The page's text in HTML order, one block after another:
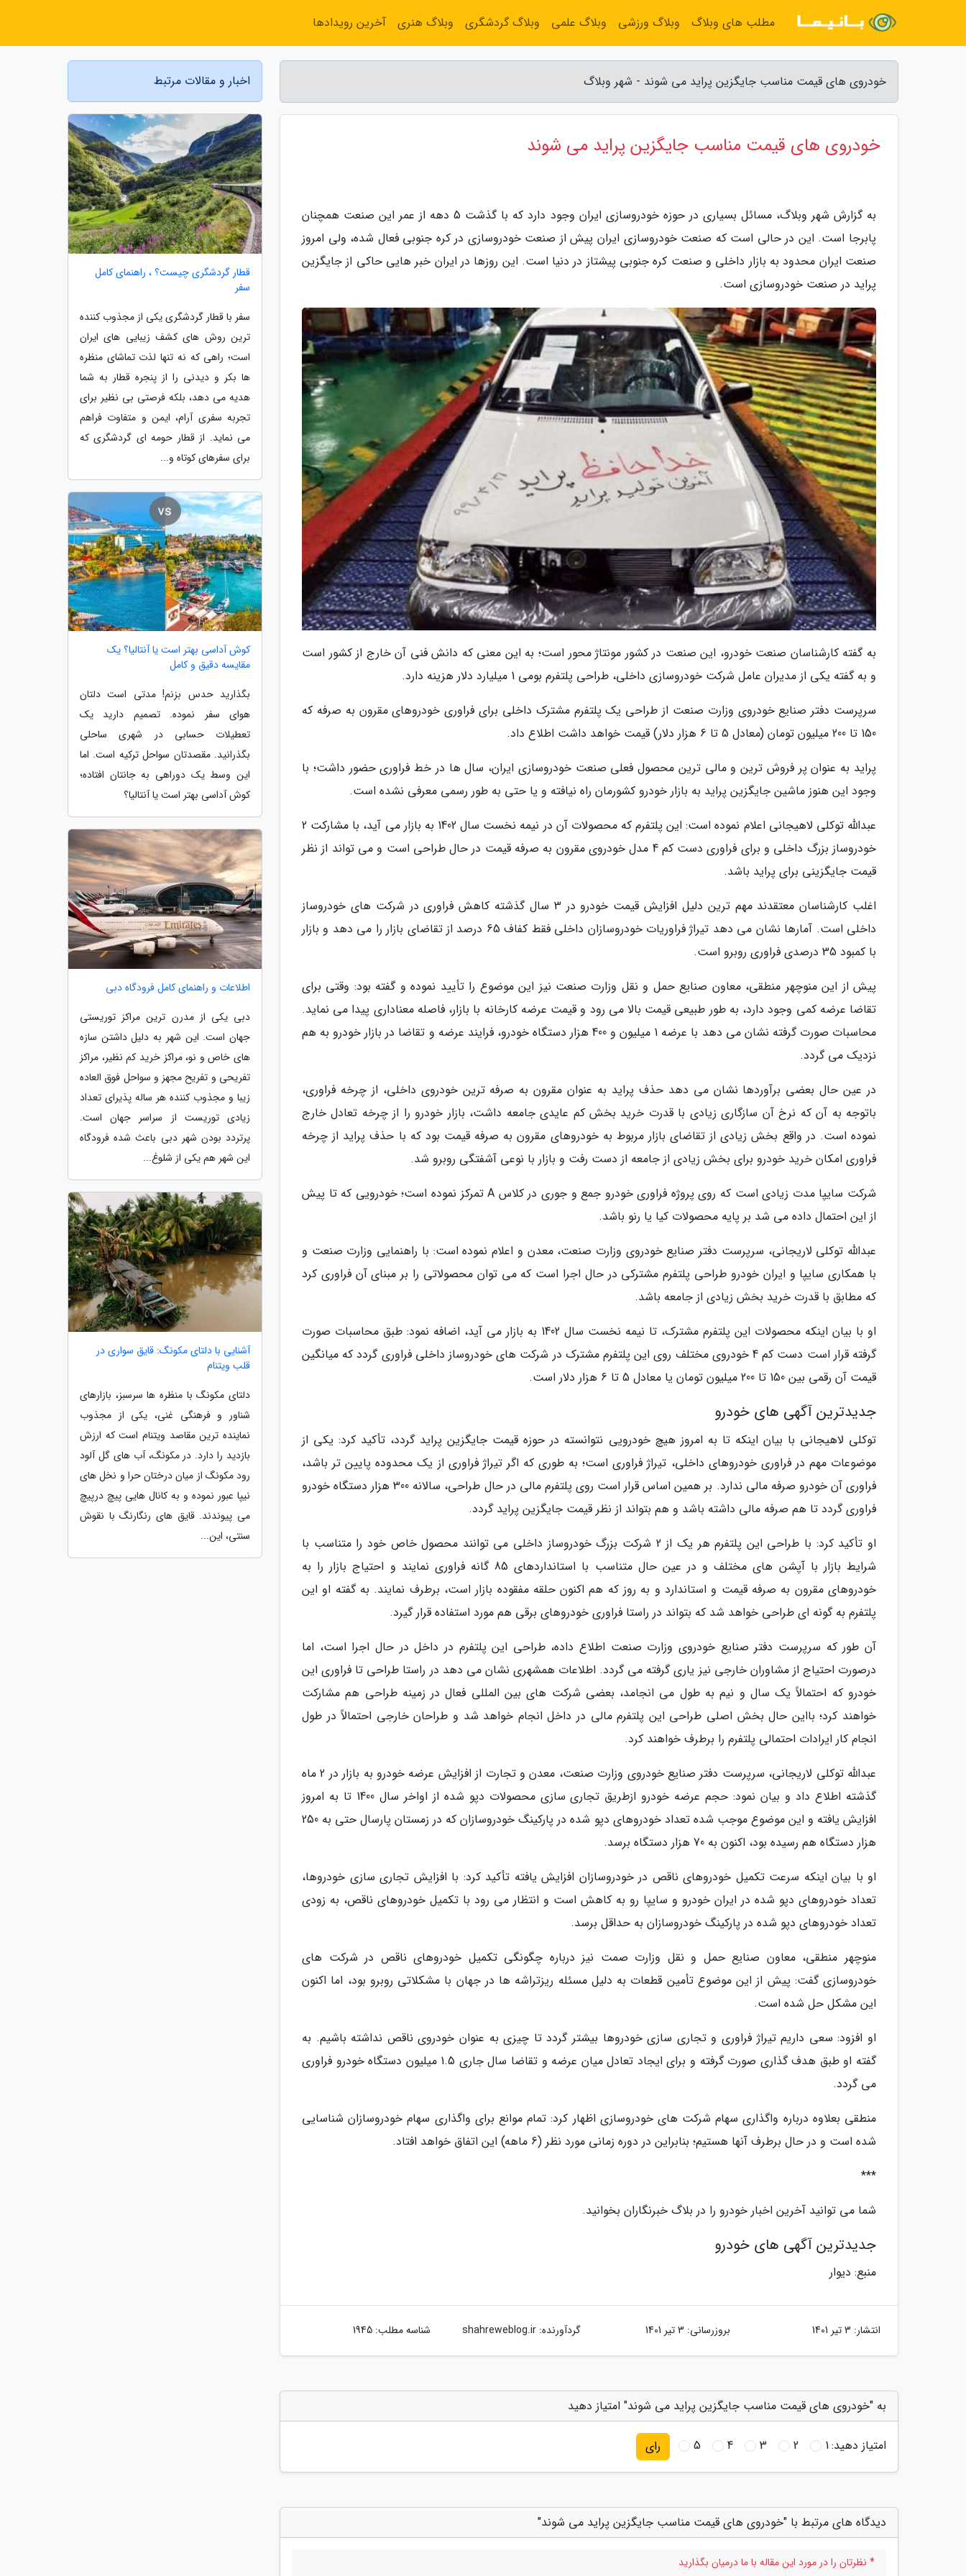
خودروی های قیمت مناسب جایگزین پراید می شوند - شهر وبلاگ
خودروی های قیمت مناسب جایگزین پراید می شوند
به گزارش شهر وبلاگ، مسائل بسیاری در حوزه خودروسازی ایران وجود دارد که با گذشت 5 دهه از عمر این صنعت همچنان
پابرجا است. این در حالی است که صنعت خودروسازی ایران پیش از صنعت خودروسازی در کره جنوبی فعال شده، ولی امروز
صنعت ایران محدود به بازار داخلی و صنعت کره جنوبی پیشتاز در دنیا است. این روزها در ایران خبر هایی حاکی از جایگزین
پراید در صنعت خودروسازی است.
به گفته کارشناسان صنعت خودرو، این صنعت در کشور مونتاژ محور است؛ به این معنی که دانش فنی آن خارج از کشور است
و به گفته یکی از مدیران عامل شرکت خودروسازی داخلی، طراحی پلتفرم بومی 1 میلیارد دلار هزینه دارد.
سرپرست دفتر صنایع خودروی وزارت صنعت از طراحی یک پلتفرم مشترک داخلی برای فراوری خودروهای مقرون به صرفه که
150 تا 200 میلیون تومان (معادل 5 تا 6 هزار دلار) قیمت خواهد داشت اطلاع داد.
پراید به عنوان پر فروش ترین و مالی ترین محصول فعلی صنعت خودروسازی ایران، سال ها در خط فراوری حضور داشت؛ با
وجود این هنوز ماشین جایگزین پراید به بازار خودرو کشورمان راه نیافته و یا حتی به طور رسمی معرفی نشده است.
عبدالله توکلی لاهیجانی اعلام نموده است: این پلتفرم که محصولات آن در نیمه نخست سال 1402 به بازار می آید، با مشارکت 2
خودروساز بزرگ داخلی و برای فراوری دست کم 4 مدل خودروی مقرون به صرفه قیمت در حال طراحی است و می تواند از نظر
قیمت جایگزینی برای پراید باشد.
اغلب کارشناسان معتقدند مهم ترین دلیل افزایش قیمت خودرو در 3 سال گذشته کاهش فراوری در شرکت های خودروساز
داخلی است. آمارها نشان می دهد تیراژ فراوریات خودروسازان داخلی فقط کفاف 65 درصد از تقاضای بازار را می دهد و بازار
با کمبود 35 درصدی فراوری روبرو است.
پیش از این منوچهر منطقی، معاون صنایع حمل و نقل وزارت صنعت نیز این موضوع را تأیید نموده و گفته بود: وقتی برای
تقاضا عرضه کمی وجود دارد، به طور طبیعی قیمت بالا می رود و قیمت عرضه کارخانه با بازار، فاصله معناداری پیدا می نماید.
محاسبات صورت گرفته نشان می دهد با عرضه 1 میلیون و 400 هزار دستگاه خودرو، فرایند عرضه و تقاضا در بازار خودرو به هم
نزدیک می گردد.
در عین حال بعضی برآوردها نشان می دهد حذف پراید به عنوان مقرون به صرفه ترین خودروی داخلی، از چرخه فراوری،
باتوجه به آن که نرخ آن سازگاری زیادی با قدرت خرید بخش کم عایدی جامعه داشت، بازار خودرو را از چرخه تعادل خارج
نموده است. در واقع بخش زیادی از تقاضای بازار مربوط به خودروهای مقرون به صرفه قیمت بود که با حذف پراید از چرخه
فراوری امکان خرید خودرو برای بخش زیادی از جامعه از دست رفت و بازار با نوعی آشفتگی روبرو شد.
شرکت سایپا مدت زیادی است که روی پروژه فراوری خودرو جمع و جوری در کلاس A تمرکز نموده است؛ خودرویی که تا پیش
از این احتمال داده می شد بر پایه محصولات کیا یا رنو باشد.
عبدالله توکلی لاریجانی، سرپرست دفتر صنایع خودروی وزارت صنعت، معدن و اعلام نموده است: با راهنمایی وزارت صنعت و
با همکاری سایپا و ایران خودرو طراحی پلتفرم مشترکی در حال اجرا است که می توان محصولاتی را بر مبنای آن فراوری کرد
که مطابق با قدرت خرید بخش زیادی از جامعه باشد.
او با بیان اینکه محصولات این پلتفرم مشترک، تا نیمه نخست سال 1402 به بازار می آید، اضافه نمود: طبق محاسبات صورت
گرفته قرار است دست کم 4 خودروی مختلف روی این پلتفرم مشترک در شرکت های خودروساز داخلی فراوری گردد که میانگین
قیمت آن رقمی بین 150 تا 200 میلیون تومان یا معادل 5 تا 6 هزار دلار است.
جدیدترین آگهی های خودرو
توکلی لاهیجانی با بیان اینکه تا به امروز هیچ خودرویی نتوانسته در حوزه قیمت جایگزین پراید گردد، تأکید کرد: یکی از
موضوعات مهم در فراوری خودروهای داخلی، تیراژ فراوری است؛ به طوری که اگر تیراژ فراوری از یک محدوده پایین تر باشد،
فراوری آن خودرو صرفه مالی ندارد. بر همین اساس قرار است روی پلتفرم مالی در حال طراحی، سالانه 300 هزار دستگاه خودرو
فراوری گردد تا هم صرفه مالی داشته باشد و هم بتواند از نظر قیمت جایگزین پراید گردد.
او تأکید کرد: با طراحی این پلتفرم هر یک از 2 شرکت بزرگ خودروساز داخلی می توانند محصول خاص خود را متناسب با
شرایط بازار با آپشن های مختلف و در عین حال متناسب با استانداردهای 85 گانه فراوری نمایند و احتیاج بازار را به
خودروهای مقرون به صرفه قیمت و استاندارد و به روز که هم اکنون حلقه مفقوده بازار است، برطرف نمایند. به گفته او این
پلتفرم به گونه ای طراحی خواهد شد که بتواند در راستا فراوری خودروهای برقی هم مورد استفاده قرار گیرد.
آن طور که سرپرست دفتر صنایع خودروی وزارت صنعت اطلاع داده، طراحی این پلتفرم در داخل در حال اجرا است، اما
درصورت احتیاج از مشاوران خارجی نیز یاری گرفته می گردد. اطلاعات همشهری نشان می دهد در راستا طراحی تا فراوری این
خودرو که احتمالاً یک سال و نیم به طول می انجامد، بعضی شرکت های بین المللی فعال در زمینه طراحی هم مشارکت
خواهند کرد؛ بااین حال بخش اصلی طراحی این پلتفرم مالی در داخل انجام خواهد شد و طراحان خارجی احتمالاً در طول
انجام کار ایرادات احتمالی پلتفرم را برطرف خواهند کرد.
عبدالله توکلی لاریجانی، سرپرست دفتر صنایع خودروی وزارت صنعت، معدن و تجارت از افزایش عرضه خودرو به بازار در 2 ماه
گذشته اطلاع داد و بیان نمود: حجم عرضه خودرو ازطریق تجاری سازی محصولات دپو شده از اواخر سال 1400 تا به امروز
افزایش یافته و این موضوع موجب شده تعداد خودروهای دپو شده در پارکینگ خودروسازان که در زمستان پارسال حتی به 250
هزار دستگاه هم رسیده بود، اکنون به 70 هزار دستگاه برسد.
او با بیان اینکه سرعت تکمیل خودروهای ناقص در خودروسازان افزایش یافته تأکید کرد: با افزایش تجاری سازی خودروها،
تعداد خودروهای دپو شده در ایران خودرو و سایپا رو به کاهش است و انتظار می رود با تکمیل خودروهای ناقص، به زودی
تعداد خودروهای دپو شده در پارکینگ خودروسازان به حداقل برسد.
منوچهر منطقی، معاون صنایع حمل و نقل وزارت صمت نیز درباره چگونگی تکمیل خودروهای ناقص در شرکت های
خودروسازی گفت: پیش از این موضوع تأمین قطعات به دلیل مسئله ریزتراشه ها در جهان با مشکلاتی روبرو بود، اما اکنون
این مشکل حل شده است.
او افزود: سعی داریم تیراژ فراوری و تجاری سازی خودروها بیشتر گردد تا چیزی به عنوان خودروی ناقص نداشته باشیم. به
گفته او طبق هدف گذاری صورت گرفته و برای ایجاد تعادل میان عرضه و تقاضا سال جاری 1.5 میلیون دستگاه خودرو فراوری
می گردد.
منطقی بعلاوه درباره واگذاری سهام شرکت های خودروسازی اظهار کرد: تمام موانع برای واگذاری سهام خودروسازان شناسایی
شده است و در حال برطرف آنها هستیم؛ بنابراین در دوره زمانی مورد نظر (6 ماهه) این اتفاق خواهد افتاد.
***
شما می توانید آخرین اخبار خودرو را در بلاگ خبرنگاران بخوانید.
جدیدترین آگهی های خودرو
منبع: دیوار
انتشار: 3 تیر 1401 بروزرسانی: 3 تیر 1401 گردآورنده:shahreweblog.ir شناسه مطلب: 1945
به "خودروی های قیمت مناسب جایگزین پراید می شوند" امتیاز دهید
امتیاز دهید:1
2
3
4
5 رای
دیدگاه های مرتبط با "خودروی های قیمت مناسب جایگزین پراید می شوند"
* نظرتان را در مورد این مقاله با ما درمیان بگذارید
اخبار و مقالات مرتبط
قطار گردشگری چیست؟ ، راهنمای کامل
سفر
سفر با قطار گردشگری یکی از مجذوب کننده
ترین روش های کشف زیبایی های ایران
است؛ راهی که نه تنها لذت تماشای منظره
ها بکر و دیدنی را از پنجره قطار به شما
هدیه می دهد، بلکه فرصتی بی نظیر برای
تجربه سفری آرام، ایمن و متفاوت فراهم
می نماید. از قطار حومه ای گردشگری که
برای سفرهای کوتاه و...
کوش آداسی بهتر است یا آنتالیا؟ یک
مقایسه دقیق و کامل
بگذارید حدس بزنم! مدتی است دلتان
هوای سفر نموده. تصمیم دارید یک
تعطیلات حسابی در شهری ساحلی
بگذرانید. مقصدتان سواحل ترکیه است. اما
این وسط یک دوراهی به جانتان افتاده؛
کوش آداسی بهتر است یا آنتالیا؟
اطلاعات و راهنمای کامل فرودگاه دبی
دبی یکی از مدرن ترین مراکز توریستی
جهان است. این شهر به دلیل داشتن سازه
های خاص و نو، مراکز خرید کم نظیر، مراکز
تفریحی و تفریح مجهز و سواحل فوق العاده
زیبا و مجذوب کننده هر ساله پذیرای تعداد
زیادی توریست از سراسر جهان است.
پرتردد بودن شهر دبی باعث شده فرودگاه
این شهر هم یکی از شلوغ...
آشنایی با دلتای مکونگ: قایق سواری در
قلب ویتنام
دلتای مکونگ با منظره ها سرسبز، بازارهای
شناور و فرهنگی غنی، یکی از مجذوب
نماینده ترین مقاصد ویتنام است که ارزش
بازدید را دارد. در مکونگ، آب های گل آلود
رود مکونگ از میان درختان حرا و نخل های
نیپا عبور نموده و به کانال هایی پیچ درپیچ
می پیوندند. قایق های رنگارنگ با نقوش
سنتی، این...
مطلب های وبلاگ وبلاگ ورزشی وبلاگ علمی وبلاگ گردشگری وبلاگ هنری آخرین رویدادها